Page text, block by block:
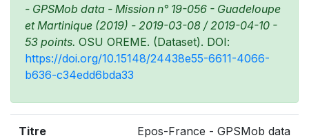
- GPSMob data - Mission n° 19-056 - Guadeloupe
et Martinique (2019) - 2019-03-08 / 2019-04-10 -
53 points. OSU OREME. (Dataset). DOI:
https://doi.org/10.15148/24438e55-6611-4066-
b636-c34edd6bda33
Titre
Epos-France - GPSMob data